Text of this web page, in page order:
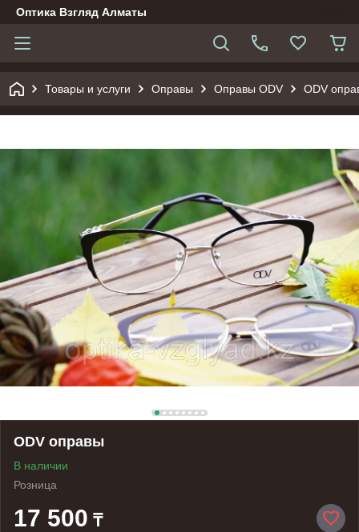
Оптика Взгляд Алматы
Товары и услуги Оправы Оправы ODV ODV
ODV оправы
В наличии
Розница
17 500 ₸